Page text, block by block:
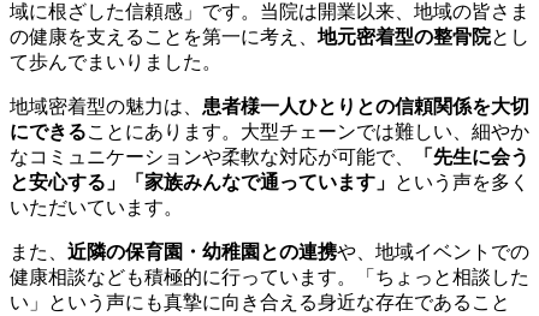
域に根ざした信頼感」です。当院は開業以来、地域の皆さま
の健康を支えることを第一に考え、 地元密着型の整骨院とし
て歩んでまいりました。
地域密着型の魅力は、 患者様一人ひとりとの信頼関係を大切
にできることにあります。大型チェーンでは難しい、細やか
なコミュニケーションや柔軟な対応が可能で、
「先生に会う
と安心する」「家族みんなで通っています」 という声を多く
いただいています。
また、 近隣の保育園・幼稚園との連携や、地域イベントでの
健康相談なども積極的に行っています。「ちょっと相談した
い」という声にも真摯に向き合える身近な存在であること